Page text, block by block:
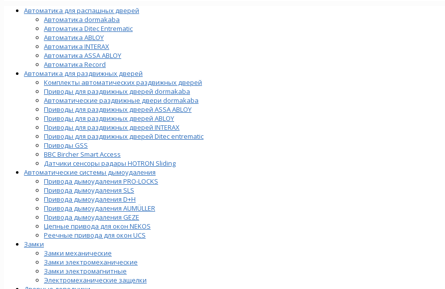
Автоматика для распашных дверей
Автоматика dormakaba
Автоматика Ditec Entrematic
Автоматика ABLOY
Автоматика INTERAX
Автоматика ASSA ABLOY
Автоматика Record
Автоматика для раздвижных дверей
Комплекты автоматических раздвижных дверей
Приводы для раздвижных дверей dormakaba
Автоматические раздвижные двери dormakaba
Приводы для раздвижных дверей ASSA ABLOY
Приводы для раздвижных дверей ABLOY
Приводы для раздвижных дверей INTERAX
Приводы для раздвижных дверей Ditec entrematic
Приводы GSS
BBC Bircher Smart Access
Датчики сенсоры радары HOTRON Sliding
Автоматические системы дымоудаления
Привода дымоудаления PRO-LOCKS
Привода дымоудаления SLS
Привода дымоудаления D+H
Привода дымоудаления AUMÜLLER
Привода дымоудаления GEZE
Цепные привода для окон NEKOS
Реечные привода для окон UСS
Замки
Замки механические
Замки электромеханические
Замки электромагнитные
Электромеханические защелки